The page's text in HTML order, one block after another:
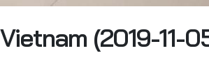
Vietnam (2019-11-